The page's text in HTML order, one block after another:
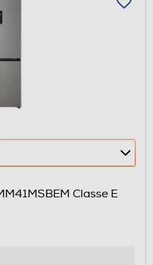
Classe E